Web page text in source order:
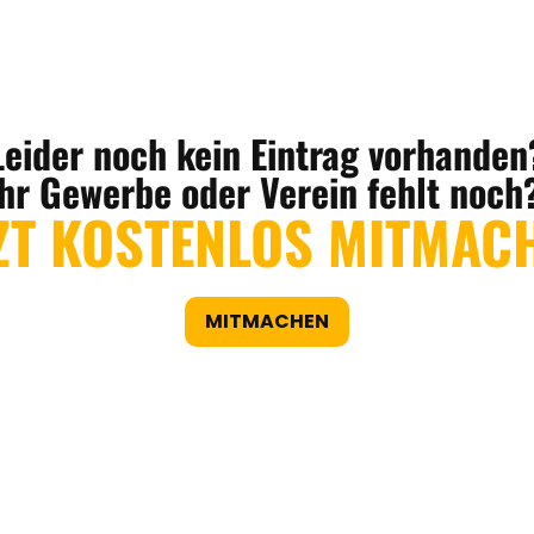
noch kein Eintrag
Gewerbe oder Verein fehlt
KOSTENLOS
MITMACHEN